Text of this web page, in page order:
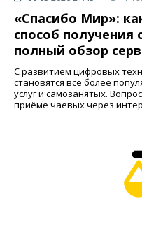
«Спасибо Мир»:
способ
полный обзор
С развитием цифровых
становятся всё более
услуг и самозанятых.
приёме чаевых через